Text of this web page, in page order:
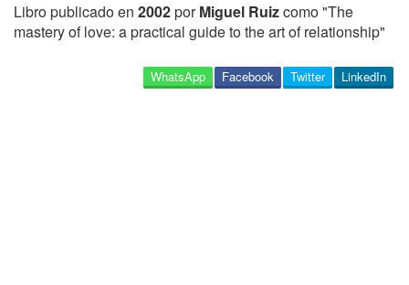
Libro publicado en 2002porMiguel Ruizcomo "The
mastery of love: a practical guide to the art of relationship"
LinkedIn
Twitter
Facebook
WhatsApp